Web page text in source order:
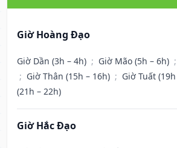
Giờ Hoàng Đạo
Giờ Dần (3h – 4h) ; Giờ Mão (5h – 6h) ;
; Giờ Thân (15h – 16h) ; Giờ Tuất
(21h – 22h)
Giờ Hắc Đạo